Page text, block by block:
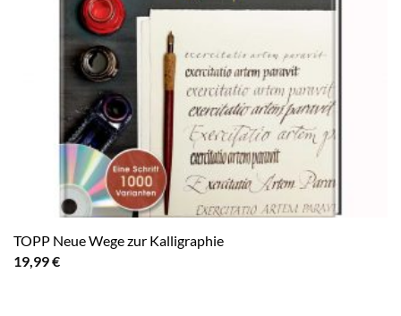
TOPP Neue Wege zur Kalligraphie
19,99€